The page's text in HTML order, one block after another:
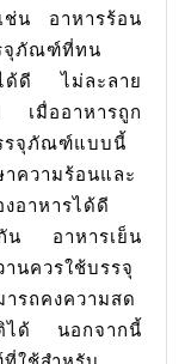
ช่น อาหารร้อน
จุภัณฑ์ที่ทน
ด้ดี ไม่ละลาย
เมื่ออาหารถูก
รจุภัณฑ์แบบนี้
าความร้อนและ
อาหารได้ดี
น อาหารเย็น
นควรใช้บรรจุ
รถคงความสด
ได้ นอกจากนี้